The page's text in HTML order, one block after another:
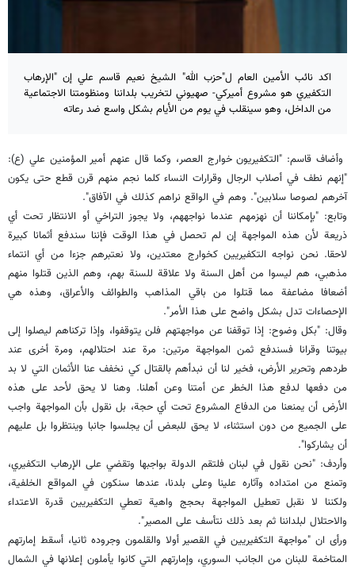
اكد نائب الأمين العام ل"حزب الله" الشيخ نعيم قاسم علي إن "الإرهاب
التكفيري هو مشروع أميركي- صهيوني لتخريب بلداننا ومنظومتنا الاجتماعية
من الداخل، وهو سينقلب في يوم من الأيام بشكل واسع ضد رعاته
وأضاف قاسم: "التكفيريون خوارج العصر، وكما قال عنهم أمير المؤمنين علي (ع):
"إنهم نطف في أصلاب الرجال وقرارات النساء كلما نجم منهم قرن قطع حتى يكون
آخرهم لصوصا سلابين". وهم في الواقع نراهم كذلك في الآفاق".
وتابع: "بإمكاننا أن نهزمهم عندما نواجههم، ولا يجوز التراخي أو الانتظار تحت أي
ذريعة لأن هذه المواجهة إن لم تحصل في هذا الوقت فإننا سندفع أثمانا كبيرة
لاحقا. نحن نواجه التكفيريين كخوارج معتدين، ولا نعتبرهم جزءا من أي انتماء
مذهبي، هم ليسوا من أهل السنة ولا علاقة للسنة بهم، وهم الذين قتلوا منهم
أضعافا مضاعفة مما قتلوا من باقي المذاهب والطوائف والأعراق، وهذه هي
الإحصاءات تدل بشكل واضح على هذا الأمر".
وقال: "بكل وضوح: إذا توقفنا عن مواجهتهم فلن يتوقفوا، وإذا تركناهم ليصلوا إلى
بيوتنا وقرانا فسندفع ثمن المواجهة مرتين: مرة عند احتلالهم، ومرة أخرى عند
طردهم وتحرير الأرض، فخير لنا أن نبدأهم بالقتال كي نخفف عنا الأثمان التي لا بد
من دفعها لدفع هذا الخطر عن أمتنا وعن أهلنا. وهنا لا يحق لأحد على هذه
الأرض أن يمنعنا من الدفاع المشروع تحت أي حجة، بل نقول بأن المواجهة واجب
على الجميع من دون استثناء، لا يحق للبعض أن يجلسوا جانبا وينتظروا بل عليهم
أن يشاركوا".
وأردف: "نحن نقول في لبنان فلتقم الدولة بواجبها وتقضي على الإرهاب التكفيري،
وتمنع من امتداده وآثاره علينا وعلى بلدنا، عندها سنكون في المواقع الخلفية،
ولكننا لا نقبل تعطيل المواجهة بحجج واهية تعطي التكفيريين قدرة الاعتداء
والاحتلال لبلداننا ثم بعد ذلك نتأسف على المصير".
ورأى ان "مواجهة التكفيريين في القصير أولا والقلمون وجروده ثانيا، أسقط إمارتهم
المتاخمة للبنان من الجانب السوري، وإمارتهم التي كانوا يأملون إعلانها في الشمال